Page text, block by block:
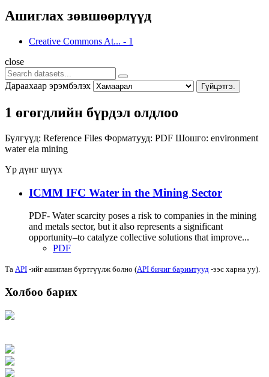
Ашиглах зөвшөөрлүүд
Creative Commons At... - 1
close
Дараахаар эрэмбэлэх Гүйцэтгэ.
1 өгөгдлийн бүрдэл олдлоо
Бүлгүүд: Reference Files Форматууд: PDF Шошго: environment
watereia mining
Үр дүнг шүүх
ICMM IFC Water in the Mining Sector
PDF- Water scarcity poses a risk to companies in the mining
and metals sector, but it also represents a significant
opportunity–to catalyze collective solutions that improve...
PDF
Та API -ийг ашиглан бүртгүүлж болно (API бичиг баримтууд -ээс харна уу).
Холбоо барих